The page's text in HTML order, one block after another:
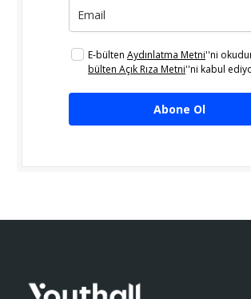
E-bülten Aydınlatma Metni''ni
bülten Açık Rıza Metni''ni kabul
Abone Ol